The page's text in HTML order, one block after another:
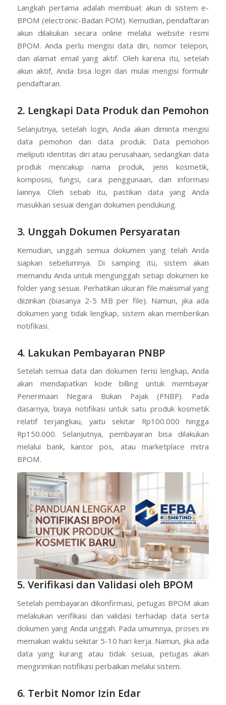
Langkah pertama adalah membuat akun di sistem e-
BPOM (electronic-Badan POM). Kemudian, pendaftaran
akun dilakukan secara online melalui website resmi
BPOM. Anda perlu mengisi data diri, nomor telepon,
dan alamat email yang aktif. Oleh karena itu, setelah
akun aktif, Anda bisa login dan mulai mengisi formulir
pendaftaran.
2. Lengkapi Data Produk dan Pemohon
Selanjutnya, setelah login, Anda akan diminta mengisi
data pemohon dan data produk. Data pemohon
meliputi identitas diri atau perusahaan, sedangkan data
produk mencakup nama produk, jenis kosmetik,
komposisi, fungsi, cara penggunaan, dan informasi
lainnya. Oleh sebab itu, pastikan data yang Anda
masukkan sesuai dengan dokumen pendukung.
3. Unggah Dokumen Persyaratan
Kemudian, unggah semua dokumen yang telah Anda
siapkan sebelumnya. Di samping itu, sistem akan
memandu Anda untuk mengunggah setiap dokumen ke
folder yang sesuai. Perhatikan ukuran file maksimal yang
diizinkan (biasanya 2-5 MB per file). Namun, jika ada
dokumen yang tidak lengkap, sistem akan memberikan
notifikasi.
4. Lakukan Pembayaran PNBP
Setelah semua data dan dokumen terisi lengkap, Anda
akan mendapatkan kode billing untuk membayar
Penerimaan Negara Bukan Pajak (PNBP). Pada
dasarnya, biaya notifikasi untuk satu produk kosmetik
relatif terjangkau, yaitu sekitar Rp100.000 hingga
Rp150.000. Selanjutnya, pembayaran bisa dilakukan
melalui bank, kantor pos, atau marketplace mitra
BPOM.
5. Verifikasi dan Validasi oleh BPOM
Setelah pembayaran dikonfirmasi, petugas BPOM akan
melakukan verifikasi dan validasi terhadap data serta
dokumen yang Anda unggah. Pada umumnya, proses ini
memakan waktu sekitar 5-10 hari kerja. Namun, jika ada
data yang kurang atau tidak sesuai, petugas akan
mengirimkan notifikasi perbaikan melalui sistem.
6. Terbit Nomor Izin Edar